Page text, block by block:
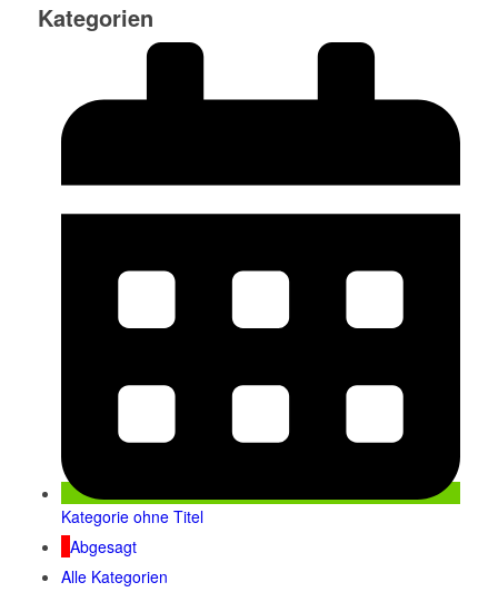
Kategorien
Kategorie ohne Titel
Abgesagt
Alle Kategorien